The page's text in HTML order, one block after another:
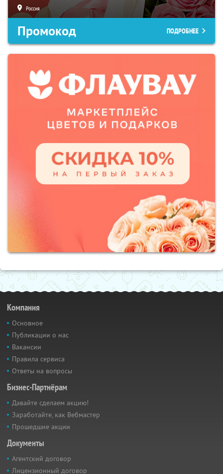
Россия
Промокод ПОДРОБНЕЕ
Компания
Основное
Публикации о нас
Вакансии
Правила сервиса
Ответы на вопросы
Бизнес-Партнёрам
Давайте сделаем акцию!
Заработайте, как Вебмастер
Прошедшие акции
Документы
Агентский договор
Лицензионный договор